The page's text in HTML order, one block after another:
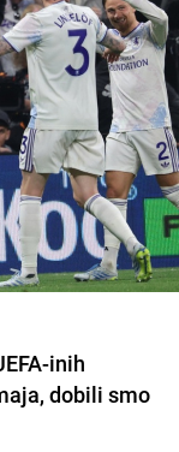
inih
dobili smo